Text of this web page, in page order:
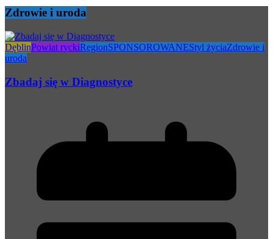
Zdrowie i uroda
DęblinPowiat ryckiRegionSPONSOROWANEStyl życiaZdrowie i
uroda
Zbadaj się w Diagnostyce